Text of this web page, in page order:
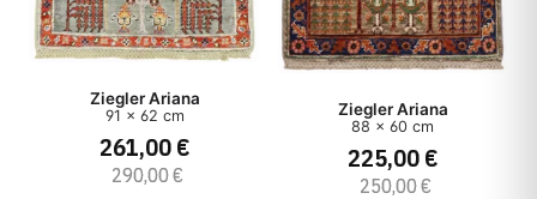
Ziegler Ariana
91 x 62 cm
261,00 €
290,00 €
Ziegler Ariana
88 x 60 cm
225,00 €
250,00 €